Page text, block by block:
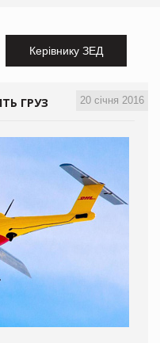
Керівнику ЗЕД
20 січня 2016
ГРУЗ